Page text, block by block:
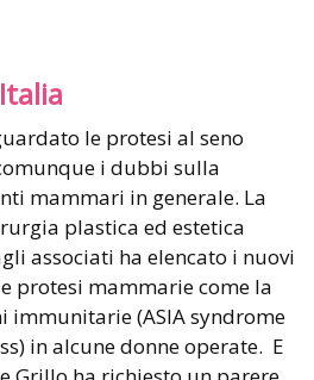
le protesi al seno
i dubbi sulla
mammari in generale. La
plastica ed estetica
associati ha elencato i nuovi
protesi mammarie come la
immunitarie (ASIA syndrome
in alcune donne operate. E